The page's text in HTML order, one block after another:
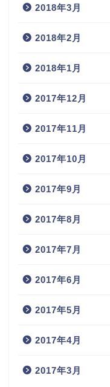
2018年3月
2018年2月
2018年1月
2017年12月
2017年11月
2017年10月
2017年9月
2017年8月
2017年7月
2017年6月
2017年5月
2017年4月
2017年3月